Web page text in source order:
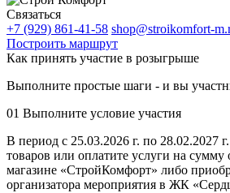
Связаться
+7 (929) 861-41-58 shop@stroikomfort-
Построить маршрут
Как принять участие в розыгрыше
Выполните простые шаги - и вы
01 Выполните условие участия
В период с 25.03.2026 г. по 28.02.2027
товаров или оплатите услуги на сумму
магазине «СтройКомфорт» либо
организатора мероприятия в ЖК